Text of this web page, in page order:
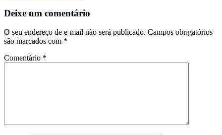
Deixe um comentário
O seu endereço de e-mail não será publicado. Campos obrigatórios
são marcados com *
Comentário *